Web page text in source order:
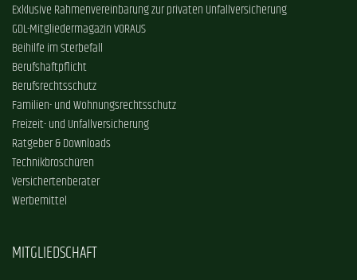
Exklusive Rahmenvereinbarung zur privaten Unfallversicherung
GDL-Mitgliedermagazin VORAUS
Beihilfe im Sterbefall
Berufshaftpflicht
Berufsrechtsschutz
Familien- und Wohnungsrechtsschutz
Freizeit- und Unfallversicherung
Ratgeber & Downloads
Technikbroschüren
Versichertenberater
Werbemittel
MITGLIEDSCHAFT